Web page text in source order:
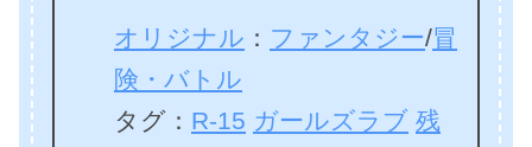
オリジナル ： ファンタジー/冒
険・バトル
タグ： R-15 ガールズラブ 残